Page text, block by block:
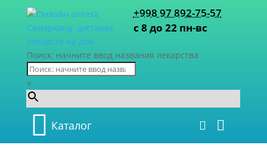
+998 97 892-75-57
с 8 до 22 пн-вс
Поиск: начните ввод названия лекарства
×
Каталог